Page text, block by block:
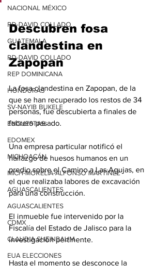
NACIONAL MÉXICO
RD-DAVID COLLADO
GUATEMALA
RD-DAVID COLLADO
REP DOMINICANA
HONDURAS
SV-NAYIB BUKELE
ENCUESTAS
EDOMEX
MICHOACÁN
MICH-MORELIA-ALFONSO MARTÍNEZ
AGUASCALIENTES
AGUASCALIENTES
CDMX
CLAUDIA SHEINBAUM
EUA ELECCIONES
Descubren fosa
clandestina en
Zapopan
La fosa clandestina en Zapopan, de la
que se han recuperado los restos de 34
personas, fue descubierta a finales de
febrero pasado.
Una empresa particular notificó el
hallazgo de huesos humanos en un
predio sobre el Camino a Las Agujas, en
el que realizaba labores de excavación
para una construcción.
El inmueble fue intervenido por la
Fiscalía del Estado de Jalisco para la
investigación pertinente.
Hasta el momento se desconoce la